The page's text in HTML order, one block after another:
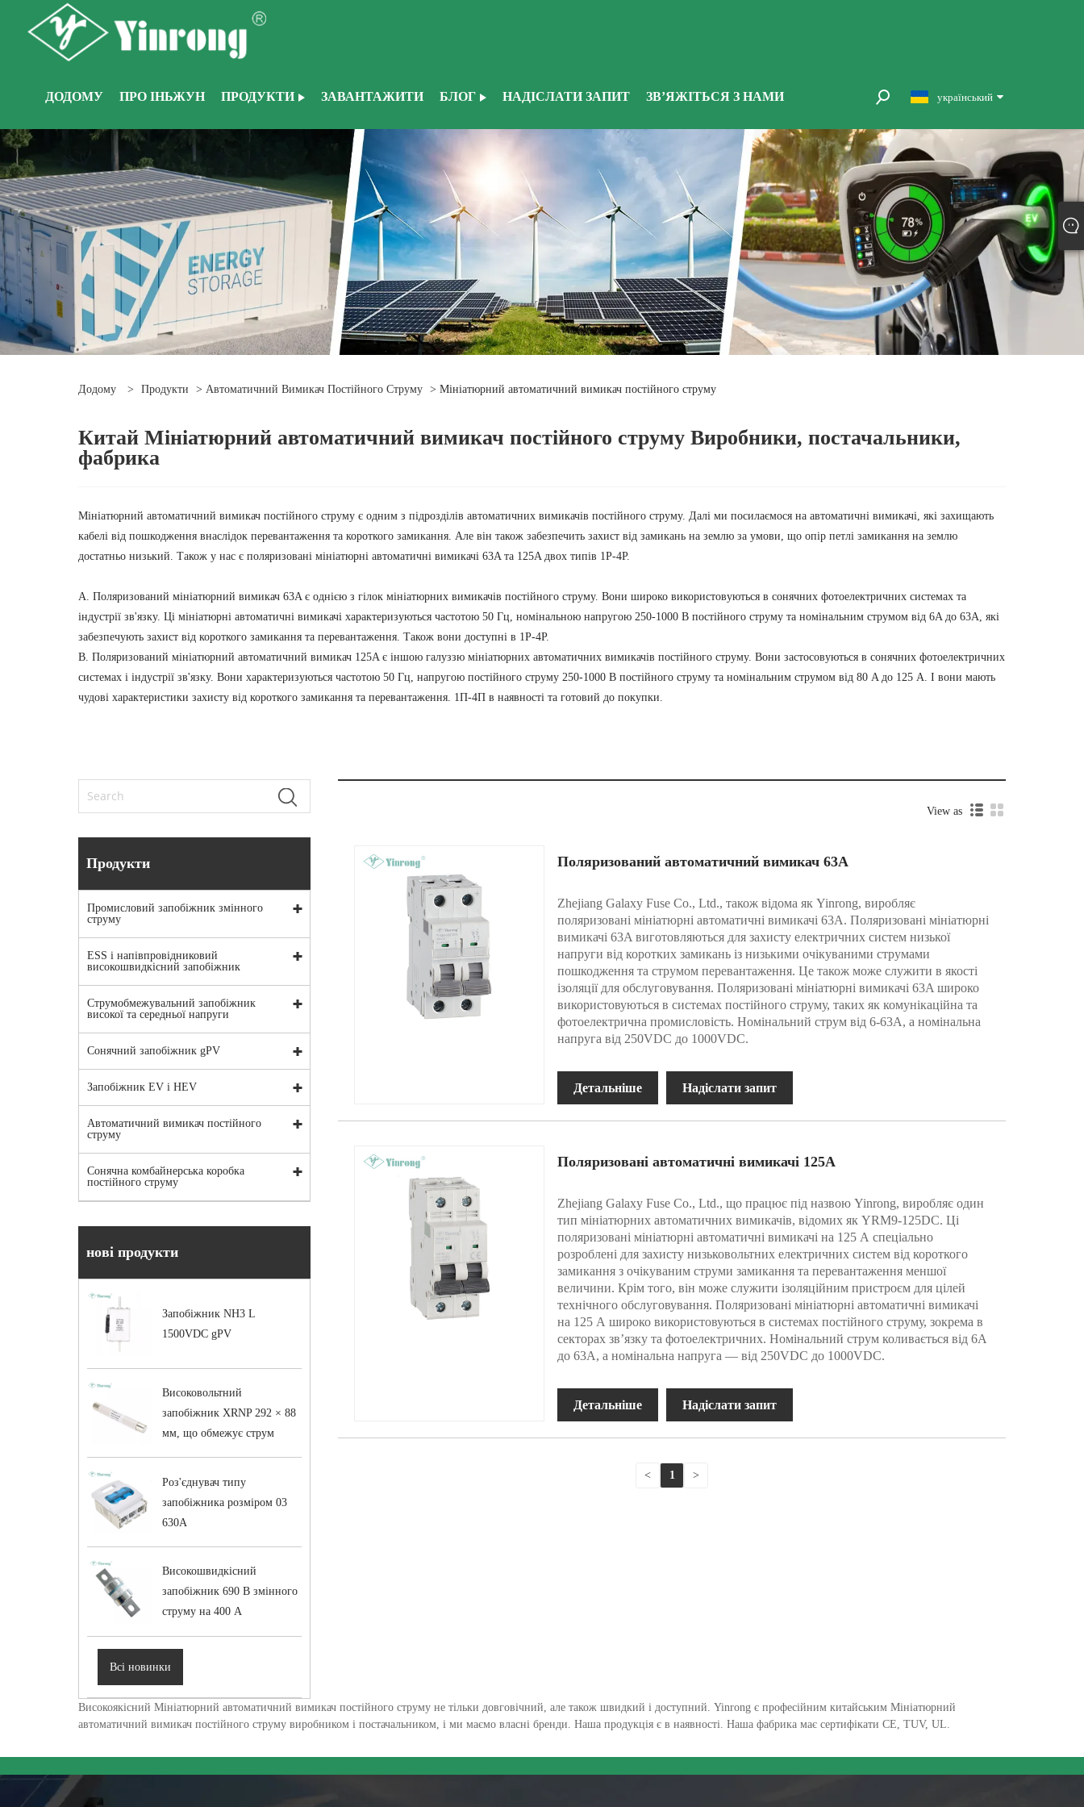
ДОДОМУ ПРО ІНЬЖУН ПРОДУКТИ ЗАВАНТАЖИТИ БЛОГ НАДІСЛАТИ ЗАПИТ ЗВ’ЯЖІТЬСЯ З НАМИ український
Додому > Продукти > Автоматичний Вимикач Постійного Струму > Мініатюрний автоматичний вимикач постійного струму
Китай Мініатюрний автоматичний вимикач постійного струму Виробники, постачальники,
фабрика
Мініатюрний автоматичний вимикач постійного струму є одним з підрозділів автоматичних вимикачів постійного струму. Далі ми посилаємося на автоматичні вимикачі, які захищають
кабелі від пошкодження внаслідок перевантаження та короткого замикання. Але він також забезпечить захист від замикань на землю за умови, що опір петлі замикання на землю
достатньо низький. Також у нас є поляризовані мініатюрні автоматичні вимикачі 63A та 125A двох типів 1P-4P.
A. Поляризований мініатюрний вимикач 63A є однією з гілок мініатюрних вимикачів постійного струму. Вони широко використовуються в сонячних фотоелектричних системах та
індустрії зв'язку. Ці мініатюрні автоматичні вимикачі характеризуються частотою 50 Гц, номінальною напругою 250-1000 В постійного струму та номінальним струмом від 6A до 63A, які
забезпечують захист від короткого замикання та перевантаження. Також вони доступні в 1P-4P.
B. Поляризований мініатюрний автоматичний вимикач 125A є іншою галуззю мініатюрних автоматичних вимикачів постійного струму. Вони застосовуються в сонячних фотоелектричних
системах і індустрії зв'язку. Вони характеризуються частотою 50 Гц, напругою постійного струму 250-1000 В постійного струму та номінальним струмом від 80 A до 125 A. І вони мають
чудові характеристики захисту від короткого замикання та перевантаження. 1П-4П в наявності та готовий до покупки.
Продукти
Промисловий запобіжник змінного
струму
ESS і напівпровідниковий
високошвидкісний запобіжник
Струмобмежувальний запобіжник
високої та середньої напруги
Сонячний запобіжник gPV
Запобіжник EV і HEV
Автоматичний вимикач постійного
струму
Сонячна комбайнерська коробка
постійного струму
нові продукти
Запобіжник NH3 L
1500VDC gPV
Високовольтний
запобіжник XRNP 292 × 88
мм, що обмежує струм
Роз'єднувач типу
запобіжника розміром 03
630A
Високошвидкісний
запобіжник 690 В змінного
струму на 400 А
Всі новинки
View as
Поляризований автоматичний вимикач 63A
Zhejiang Galaxy Fuse Co., Ltd., також відома як Yinrong, виробляє
поляризовані мініатюрні автоматичні вимикачі 63A. Поляризовані мініатюрні
вимикачі 63A виготовляються для захисту електричних систем низької
напруги від коротких замикань із низькими очікуваними струмами
пошкодження та струмом перевантаження. Це також може служити в якості
ізоляції для обслуговування. Поляризовані мініатюрні вимикачі 63A широко
використовуються в системах постійного струму, таких як комунікаційна та
фотоелектрична промисловість. Номінальний струм від 6-63A, а номінальна
напруга від 250VDC до 1000VDC.
Детальніше Надіслати запит
Поляризовані автоматичні вимикачі 125A
Zhejiang Galaxy Fuse Co., Ltd., що працює під назвою Yinrong, виробляє один
тип мініатюрних автоматичних вимикачів, відомих як YRM9-125DC. Ці
поляризовані мініатюрні автоматичні вимикачі на 125 А спеціально
розроблені для захисту низьковольтних електричних систем від короткого
замикання з очікуваним струми замикання та перевантаження меншої
величини. Крім того, він може служити ізоляційним пристроєм для цілей
технічного обслуговування. Поляризовані мініатюрні автоматичні вимикачі
на 125 А широко використовуються в системах постійного струму, зокрема в
секторах зв’язку та фотоелектричних. Номінальний струм коливається від 6A
до 63A, а номінальна напруга — від 250VDC до 1000VDC.
Детальніше Надіслати запит
< 1 >
Високоякісний Мініатюрний автоматичний вимикач постійного струму не тільки довговічний, але також швидкий і доступний. Yinrong є професійним китайським Мініатюрний
автоматичний вимикач постійного струму виробником і постачальником, і ми маємо власні бренди. Наша продукція є в наявності. Наша фабрика має сертифікати CE, TUV, UL.